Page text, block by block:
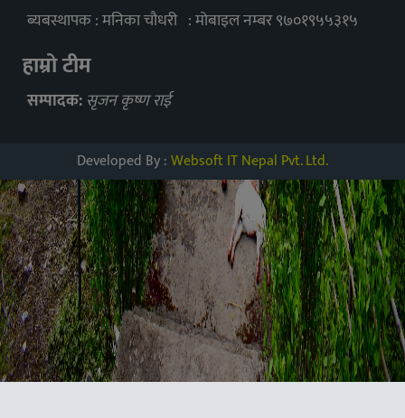
ब्यबस्थापक : मनिका चौधरी : मोबाइल नम्बर ९७०१९५५३१५
हाम्रो टीम
सम्पादक: सृजन कृष्ण राई
Developed By :Websoft IT Nepal Pvt. Ltd.